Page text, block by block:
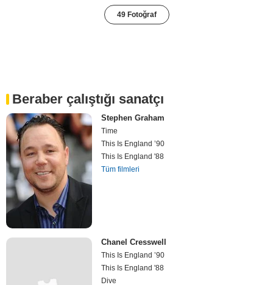
49 Fotoğraf
Beraber çalıştığı sanatçı
Stephen Graham
Time
This Is England ’90
This Is England '88
Tüm filmleri
Chanel Cresswell
This Is England ’90
This Is England '88
Dive